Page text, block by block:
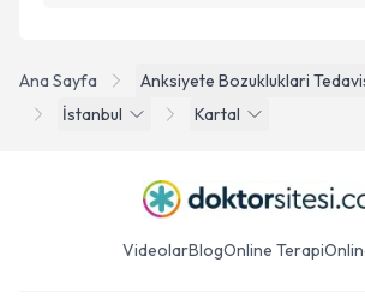
Ana Sayfa
Anksiyete Bozukluklari
İstanbul
Kartal
VideolarBlogOnline Terapi